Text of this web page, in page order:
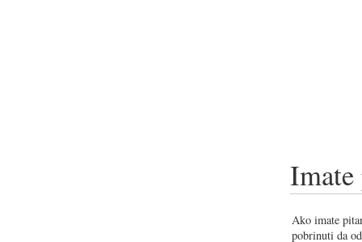
Imate
Ako imate
pobrinuti da